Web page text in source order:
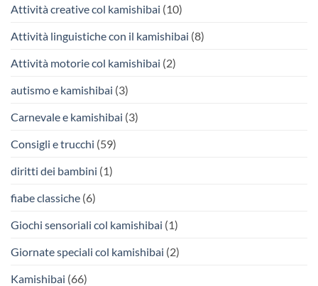
Attività creative col kamishibai (10)
Attività linguistiche con il kamishibai (8)
Attività motorie col kamishibai (2)
autismo e kamishibai (3)
Carnevale e kamishibai (3)
Consigli e trucchi (59)
diritti dei bambini (1)
fiabe classiche (6)
Giochi sensoriali col kamishibai (1)
Giornate speciali col kamishibai (2)
Kamishibai (66)